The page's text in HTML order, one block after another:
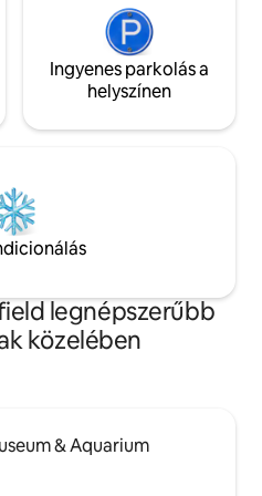
Ingyenes parkolás a
helyszínen
legnépszerűbb
közelében
& Aquarium